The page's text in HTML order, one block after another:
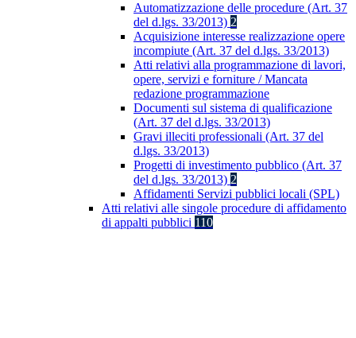
Automatizzazione delle procedure (Art. 37
del d.lgs. 33/2013) 2
Acquisizione interesse realizzazione opere
incompiute (Art. 37 del d.lgs. 33/2013)
Atti relativi alla programmazione di lavori,
opere, servizi e forniture / Mancata
redazione programmazione
Documenti sul sistema di qualificazione
(Art. 37 del d.lgs. 33/2013)
Gravi illeciti professionali (Art. 37 del
d.lgs. 33/2013)
Progetti di investimento pubblico (Art. 37
del d.lgs. 33/2013) 2
Affidamenti Servizi pubblici locali (SPL)
Atti relativi alle singole procedure di affidamento
di appalti pubblici 110